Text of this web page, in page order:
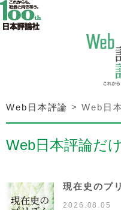
Web日本評論 >Web日
Web日本評論だ
現在史のプ
2026.08.05